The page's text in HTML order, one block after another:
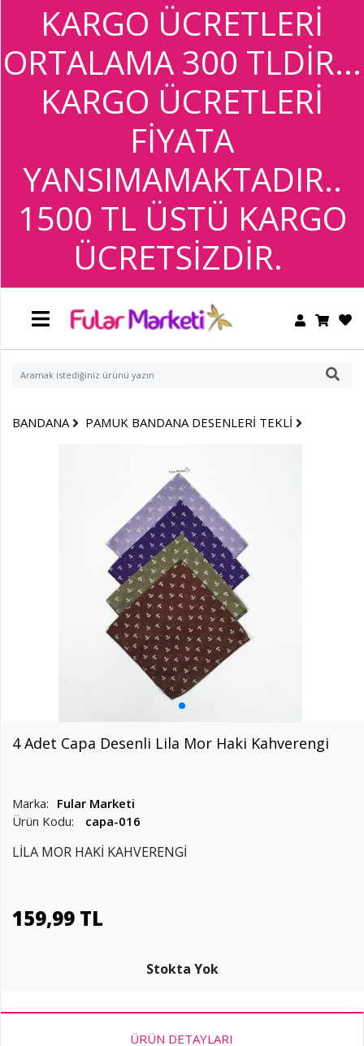
KARGO ÜCRETLERİ
ORTALAMA 300 TLDİR...
KARGO ÜCRETLERİ
FİYATA
YANSIMAMAKTADIR..
1500 TL ÜSTÜ KARGO
ÜCRETSİZDİR.
BANDANA
TESETTÜR
GİYİM
BANDANA PAMUK BANDANA DESENLERİ TEKLİ
4 Adet Capa Desenli Lila Mor Haki Kahverengi
Marka: Fular Marketi
Ürün Kodu:
capa-016
LİLA MOR HAKİ KAHVERENGİ
159,99 TL
Stokta Yok
ÜRÜN DETAYLARI